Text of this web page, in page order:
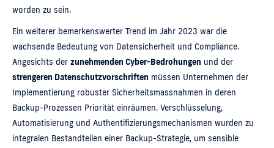
worden zu sein.
Ein weiterer bemerkenswerter Trend im Jahr 2023 war die
wachsende Bedeutung von Datensicherheit und Compliance.
Angesichts der zunehmenden Cyber-Bedrohungen und der
strengeren Datenschutzvorschriften müssen Unternehmen der
Implementierung robuster Sicherheitsmassnahmen in deren
Backup-Prozessen Priorität einräumen. Verschlüsselung,
Automatisierung und Authentifizierungsmechanismen wurden zu
integralen Bestandteilen einer Backup-Strategie, um sensible